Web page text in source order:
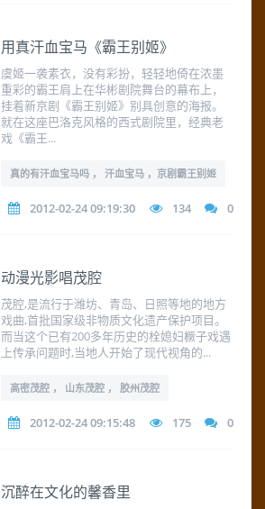
用真汗血宝马《霸王别姬》
虞姬一袭素衣，没有彩扮，轻轻地倚在浓墨
重彩的霸王肩上在华彬剧院舞台的幕布上，
挂着新京剧《霸王别姬》别具创意的海报。
就在这座巴洛克风格的西式剧院里，经典老
戏《霸王...
真的有汗血宝马吗 ， 汗血宝马 ，京剧霸王别姬
2012-02-24 09:19:30 134 0
动漫光影唱茂腔
茂腔,是流行于潍坊、青岛、日照等地的地方
戏曲,首批国家级非物质文化遗产保护项目。
而当这个已有200多年历史的栓媳妇橛子戏遇
上传承问题时,当地人开始了现代视角的...
高密茂腔 ， 山东茂腔 ， 胶州茂腔
2012-02-24 09:15:48 175 0
沉醉在文化的馨香里